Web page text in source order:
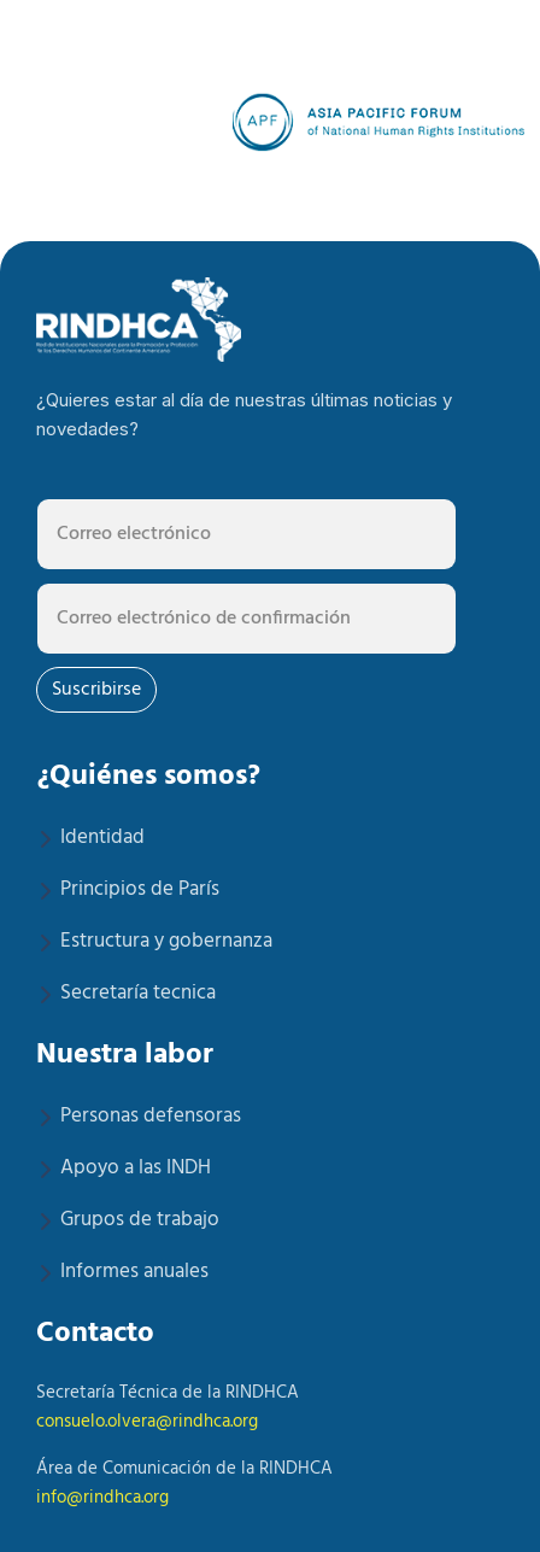
¿Quieres estar al día de nuestras últimas noticias y
novedades?
Suscribirse
¿Quiénes somos?
Identidad
Principios de París
Estructura y gobernanza
Secretaría tecnica
Nuestra labor
Personas defensoras
Apoyo a las INDH
Grupos de trabajo
Informes anuales
Contacto
Secretaría Técnica de la RINDHCA
consuelo.olvera@rindhca.org
Área de Comunicación de la RINDHCA
info@rindhca.org